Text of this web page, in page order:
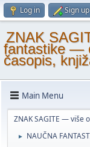
Log in Sign up
ZNAK
fantastike —
časopis,
Main Menu
ZNAK SAGITE — više
► NAUČNA